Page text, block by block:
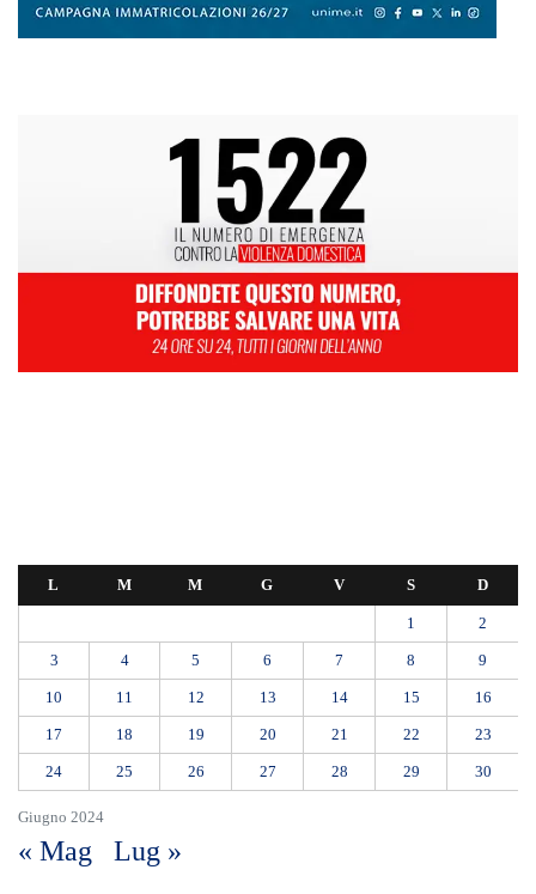
Giugno 2024
L M M G V S D
1 2
3 4 5 6 7 8 9
10 11 12 13 14 15 16
17 18 19 20 21 22 23
24 25 26 27 28 29 30
« Mag Lug »